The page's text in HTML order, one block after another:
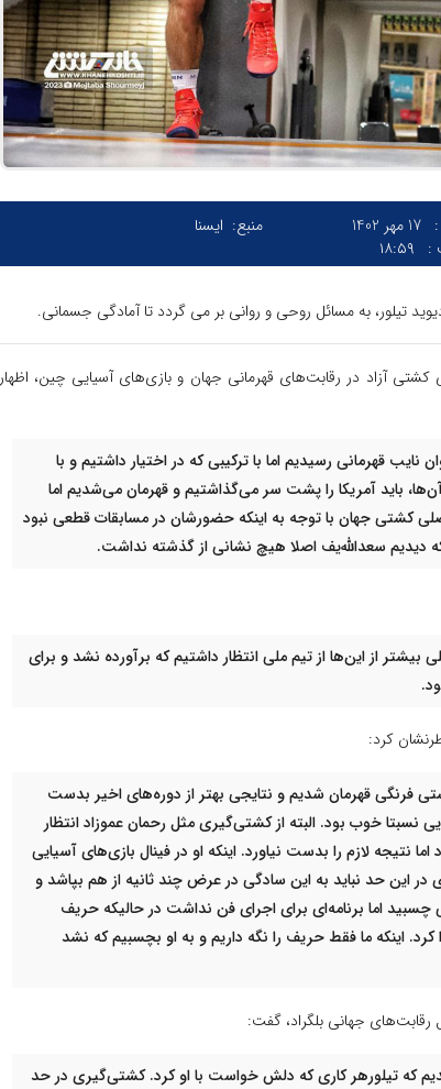
: 17 مهر 1402
:
۱۸:۵۹
منبع: ایسنا
کشتی آزاد در رقابت‌های قهرمانی جهان و بازی‌های آسیایی چین، اظهار
قهرمانی رسیدیم اما با ترکیبی که در اختیار داشتیم و با
باید آمریکا را پشت سر می‌گذاشتیم و قهرمان می‌شدیم اما
کشتی جهان با توجه به اینکه حضورشان در مسابقات قطعی نبود
دیدیم سعدالله‌یف اصلا هیچ نشانی از گذشته نداشت.
از این‌ها از تیم ملی انتظار داشتیم که برآورده نشد و برای
کرد:
فرنگی قهرمان شدیم و نتایجی بهتر از دوره‌های اخیر بدست
نسبتا خوب بود. البته از کشتی‌گیری مثل رحمان عموزاد انتظار
لازم را بدست نیاورد. اینکه او در فینال بازی‌های آسیایی
این حد نباید به این سادگی در عرض چند ثانیه از هم بپاشد و
اما برنامه‌ای برای اجرای فن نداشت در حالیکه حریف
اینکه ما فقط حریف را نگه داریم و به او بچسبیم که نشد
رقابت‌های جهانی بلگراد، گفت:
که تیلورهر کاری که دلش خواست با او کرد. کشتی‌گیری در حد
از